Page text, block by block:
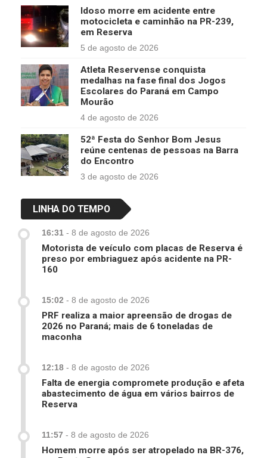
Idoso morre em acidente entre
motocicleta e caminhão na PR-239,
em Reserva
5 de agosto de 2026
Atleta Reservense conquista
medalhas na fase final dos Jogos
Escolares do Paraná em Campo
Mourão
4 de agosto de 2026
52ª Festa do Senhor Bom Jesus
reúne centenas de pessoas na Barra
do Encontro
3 de agosto de 2026
LINHA DO TEMPO
16:31 - 8 de agosto de 2026
Motorista de veículo com placas de Reserva é
preso por embriaguez após acidente na PR-
160
15:02 - 8 de agosto de 2026
PRF realiza a maior apreensão de drogas de
2026 no Paraná; mais de 6 toneladas de
maconha
12:18 - 8 de agosto de 2026
Falta de energia compromete produção e afeta
abastecimento de água em vários bairros de
Reserva
11:57 - 8 de agosto de 2026
Homem morre após ser atropelado na BR-376,